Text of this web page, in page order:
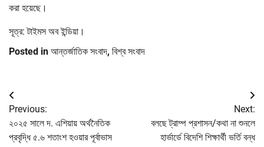
করা হয়েছে।
সূত্র: টাইমস অব ইন্ডিয়া।
Posted in আন্তর্জাতিক সংবাদ, বিশ্ব সংবাদ
Post
navigation
Previous:
২০২৫ সালে দ. এশিয়ায় অর্থনৈতিক
প্রবৃদ্ধি ৫.৬ শতাংশ হওয়ার পূর্বাভাস
Next:
বলছে ট্রাম্প প্রশাসন/কথা না শুনলে
হার্ভার্ডে বিদেশি শিক্ষার্থী ভর্তি বন্ধ